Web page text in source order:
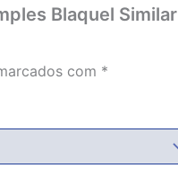
Blaquel Similar
com *